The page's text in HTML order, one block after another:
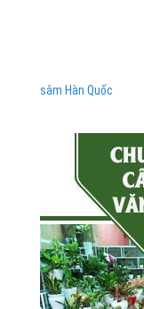
sâm Hàn Quốc